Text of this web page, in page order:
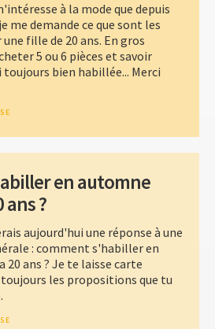
à la mode que depuis
me demande ce que sont les
fille de 20 ans. En gros
5 ou 6 pièces et savoir
toujours bien habillée... Merci
en automne
ans ?
aujourd'hui une réponse à une
: comment s'habiller en
ans ? Je te laisse carte
les propositions que tu